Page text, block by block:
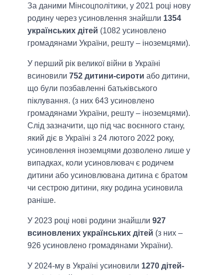
За даними Мінсоцполітики, у 2021 році нову
родину через усиновлення знайшли 1354
українських дітей (1082 усиновлено
громадянами України, решту – іноземцями).
У перший рік великої війни в Україні
всиновили 752 дитини-сироти або дитини,
що були позбавленні батьківського
піклування. (з них 643 усиновлено
громадянами України, решту – іноземцями).
Слід зазначити, що під час воєнного стану,
який діє в Україні з 24 лютого 2022 року,
усиновлення іноземцями дозволено лише у
випадках, коли усиновлювач є родичем
дитини або усиновлювана дитина є братом
чи сестрою дитини, яку родина усиновила
раніше.
У 2023 році нові родини знайшли 927
всиновлених українських дітей (з них –
926 усиновлено громадянами України).
У 2024-му в Україні усиновили 1270 дітей-